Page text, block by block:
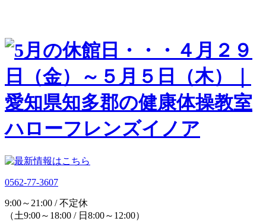
0562-77-3607
9:00～21:00 / 不定休
（土9:00～18:00 / 日8:00～12:00）